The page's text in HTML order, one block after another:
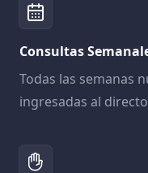
Consultas
Todas las semanas
ingresadas al